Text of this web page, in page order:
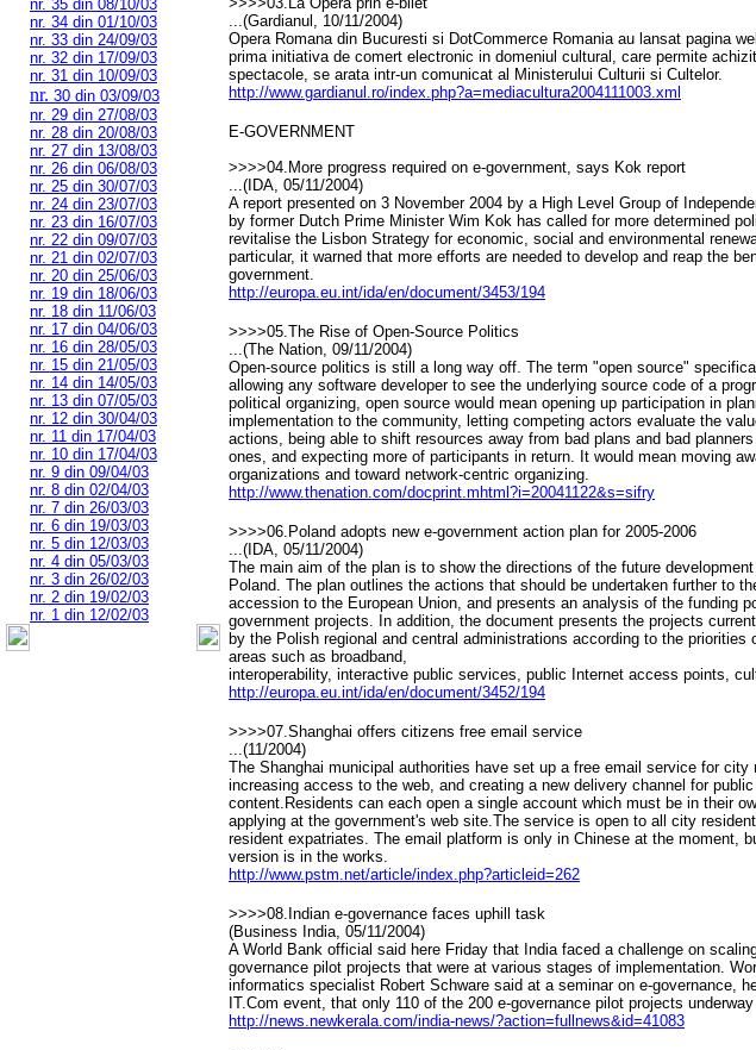
nr. 35 din 08/10/03
nr. 34 din 01/10/03
nr. 33 din 24/09/03
nr. 32 din 17/09/03
nr. 31 din 10/09/03
nr. 30 din 03/09/03
nr. 29 din 27/08/03
nr. 28 din 20/08/03
nr. 27 din 13/08/03
nr. 26 din 06/08/03
nr. 25 din 30/07/03
nr. 24 din 23/07/03
nr. 23 din 16/07/03
nr. 22 din 09/07/03
nr. 21 din 02/07/03
nr. 20 din 25/06/03
nr. 19 din 18/06/03
nr. 18 din 11/06/03
nr. 17 din 04/06/03
nr. 16 din 28/05/03
nr. 15 din 21/05/03
nr. 14 din 14/05/03
nr. 13 din 07/05/03
nr. 12 din 30/04/03
nr. 11 din 17/04/03
nr. 10 din 17/04/03
nr. 9 din 09/04/03
nr. 8 din 02/04/03
nr. 7 din 26/03/03
nr. 6 din 19/03/03
nr. 5 din 12/03/03
nr. 4 din 05/03/03
nr. 3 din 26/02/03
nr. 2 din 19/02/03
nr. 1 din 12/02/03
...(Gardianul, 10/11/2004)
Opera Romana din Bucuresti si DotCommerce Romania au lansat pagina
prima initiativa de comert electronic in domeniul cultural, care permite
spectacole, se arata intr-un comunicat al Ministerului Culturii si Cultelor.
http://www.gardianul.ro/index.php?a=mediacultura2004111003.xml
E-GOVERNMENT
>>>>04.More progress required on e-government, says Kok report
...(IDA, 05/11/2004)
A report presented on 3 November 2004 by a High Level Group of
by former Dutch Prime Minister Wim Kok has called for more determined
revitalise the Lisbon Strategy for economic, social and environmental
particular, it warned that more efforts are needed to develop and reap the
government.
http://europa.eu.int/ida/en/document/3453/194
>>>>05.The Rise of Open-Source Politics
...(The Nation, 09/11/2004)
Open-source politics is still a long way off. The term "open source"
allowing any software developer to see the underlying source code of a
political organizing, open source would mean opening up participation in
implementation to the community, letting competing actors evaluate the
actions, being able to shift resources away from bad plans and bad
ones, and expecting more of participants in return. It would mean moving
organizations and toward network-centric organizing.
http://www.thenation.com/docprint.mhtml?i=20041122&s=sifry
>>>>06.Poland adopts new e-government action plan for 2005-2006
...(IDA, 05/11/2004)
The main aim of the plan is to show the directions of the future
Poland. The plan outlines the actions that should be undertaken further to
accession to the European Union, and presents an analysis of the funding
government projects. In addition, the document presents the projects
by the Polish regional and central administrations according to the priorities
areas such as broadband,
interoperability, interactive public services, public Internet access points,
http://europa.eu.int/ida/en/document/3452/194
>>>>07.Shanghai offers citizens free email service
...(11/2004)
The Shanghai municipal authorities have set up a free email service for city
increasing access to the web, and creating a new delivery channel for
content.Residents can each open a single account which must be in their
applying at the government's web site.The service is open to all city
resident expatriates. The email platform is only in Chinese at the moment,
version is in the works.
http://www.pstm.net/article/index.php?articleid=262
>>>>08.Indian e-governance faces uphill task
(Business India, 05/11/2004)
A World Bank official said here Friday that India faced a challenge on
governance pilot projects that were at various stages of implementation.
informatics specialist Robert Schware said at a seminar on e-governance,
IT.Com event, that only 110 of the 200 e-governance pilot projects
http://news.newkerala.com/india-news/?action=fullnews&id=41083